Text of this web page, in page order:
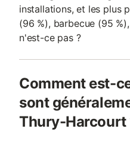
installations, et les plus
(96 %), barbecue (95
n'est-ce pas ?
Comment est-
sont
Thury-Harcourt